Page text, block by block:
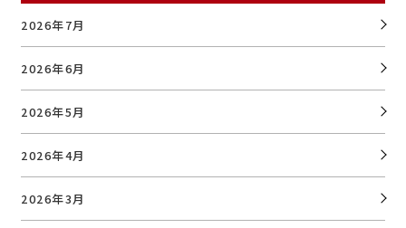
2026年7月
2026年6月
2026年5月
2026年4月
2026年3月